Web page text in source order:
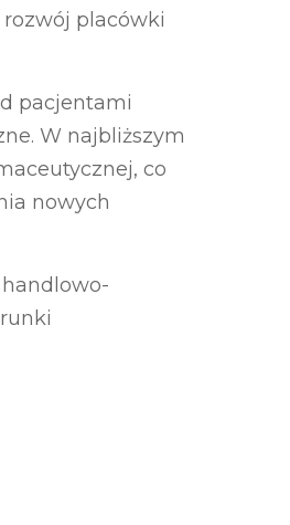
placówki
pacjentami
W najbliższym
co
nowych